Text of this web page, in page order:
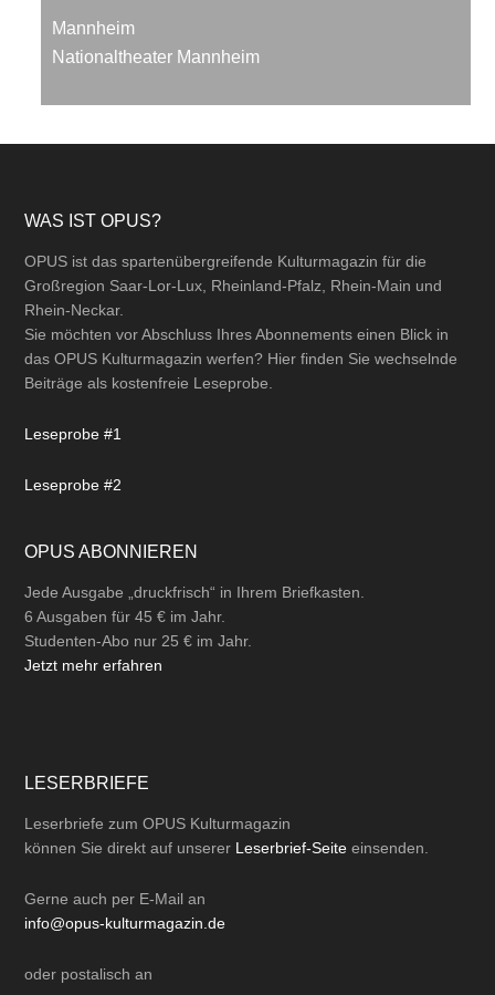
Mannheim
Nationaltheater Mannheim
Footer
WAS IST OPUS?
OPUS ist das spartenübergreifende Kulturmagazin für die
Großregion Saar-Lor-Lux, Rheinland-Pfalz, Rhein-Main und
Rhein-Neckar.
Sie möchten vor Abschluss Ihres Abonnements einen Blick in
das OPUS Kulturmagazin werfen? Hier finden Sie wechselnde
Beiträge als kostenfreie Leseprobe.
Leseprobe #1
Leseprobe #2
OPUS ABONNIEREN
Jede Ausgabe „druckfrisch“ in Ihrem Briefkasten.
6 Ausgaben für 45 € im Jahr.
Studenten-Abo nur 25 € im Jahr.
Jetzt mehr erfahren
LESERBRIEFE
Leserbriefe zum OPUS Kulturmagazin
können Sie direkt auf unserer Leserbrief-Seite einsenden.
Gerne auch per E-Mail an
info@opus-kulturmagazin.de
oder postalisch an